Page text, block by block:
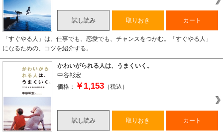
試し読み 取りおき カート
「すぐやる人」は、仕事でも、恋愛でも、チャンスをつかむ。「すぐやる人」
になるための、コツを紹介する。
かわいがられる人は、うまくいく。
中谷彰宏
価格：
￥1,153 （税込）
試し読み 取りおき カート